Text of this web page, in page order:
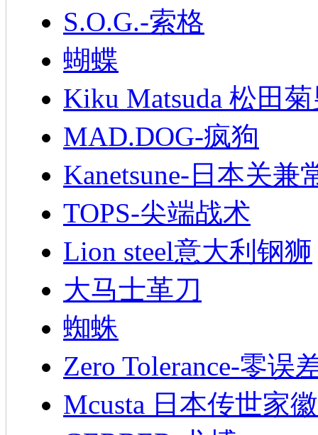
S.O.G.-索格
蝴蝶
Kiku Matsuda 松田
MAD.DOG-疯狗
Kanetsune-日本关兼
TOPS-尖端战术
Lion steel意大利钢狮
大马士革刀
蜘蛛
Zero Tolerance-零误
Mcusta 日本传世家徽